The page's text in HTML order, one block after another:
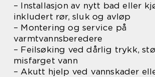
– Installasjon av nytt bad eller
inkludert rør, sluk og avløp
– Montering og service på
varmtvannsberedere
– Feilsøking ved dårlig trykk,
misfarget vann
– Akutt hjelp ved vannskader